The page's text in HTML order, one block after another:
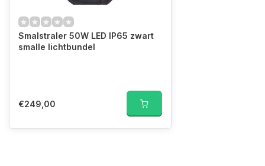
Smalstraler 50W LED IP65 zwart
smalle lichtbundel
€249,00